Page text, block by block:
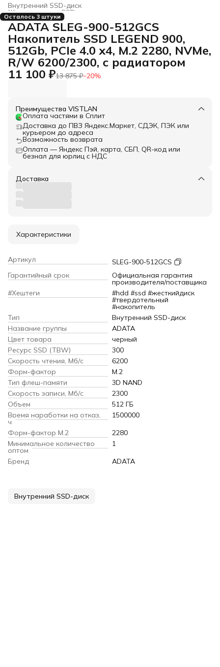
Внутренний SSD-диск
Жесткие диски, SSD и сетевые накопители
Электроника
Главная ›
Осталось 3 штуки
ADATA SLEG-900-512GCS
Накопитель SSD LEGEND 900,
512Gb, PCIe 4.0 x4, M.2 2280, NVMe,
R/W 6200/2300, с радиатором
11 100 ₽13 875 ₽−20%
Преимущества VISTLAN
Оплата частями в Сплит
Доставка до ПВЗ Яндекс.Маркет, СДЭК, ПЭК или
курьером до адреса
Возможность возврата
Оплата — Яндекс Пэй, карта, СБП, QR-код или
безнал для юрлиц с НДС
Доставка
Характеристики
Артикул
SLEG-900-512GCS
Гарантийный срок
Официальная гарантия
производителя/поставщика
#Хештеги
#hdd #ssd #жесткийдиск
#твердотельный
#накопитель
Тип
Внутренний SSD-диск
Название группы
ADATA
Цвет товара
черный
Ресурс SSD (TBW)
300
Скорость чтения, Мб/с
6200
Форм-фактор
M.2
Тип флеш-памяти
3D NAND
Скорость записи, Мб/с
2300
Объем
512 ГБ
Время наработки на отказ,
ч
1500000
Форм-фактор M.2
2280
Минимальное количество
оптом
1
Бренд
ADATA
Внутренний SSD-диск